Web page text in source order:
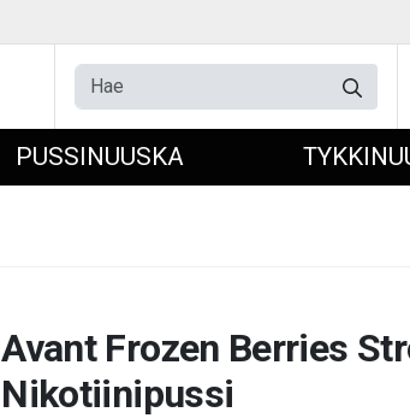
PUSSINUUSKA
Avant Frozen Berries
Nikotiinipussi